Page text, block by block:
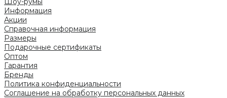
Информация
Акции
Справочная информация
Размеры
Подарочные сертификаты
Оптом
Гарантия
Бренды
Политика конфиденциальности
Соглашение на обработку персональных данных